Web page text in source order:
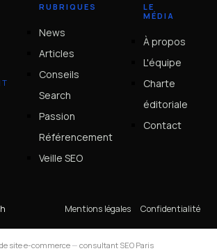
RUBRIQUES
News
Articles
Conseils
Search
Passion
Référencement
Veille SEO
LE
MÉDIA
À propos
L'équipe
Charte
éditoriale
Contact
Mentions légales Confidentialité
site e-commerce — consultant SEO Paris